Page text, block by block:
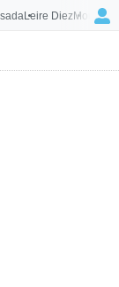
Leire Diez